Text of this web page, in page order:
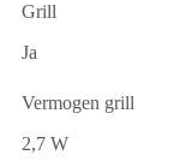
Grill
Ja
Vermogen grill
2,7 W